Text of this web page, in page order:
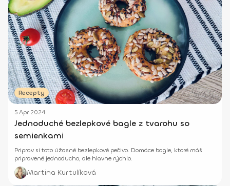
Recepty
5 Apr 2024
Jednoduché bezlepkové bagle z tvarohu so
semienkami
Priprav si toto úžasné bezlepkové pečivo. Domáce bagle, ktoré máš
pripravené jednoducho, ale hlavne rýchlo.
Martina Kurtulíková